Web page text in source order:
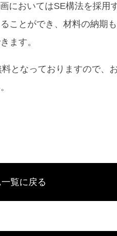
においてはSE構法を採用
ことができ、材料の納期
ます。
となっておりますので、
覧に戻る